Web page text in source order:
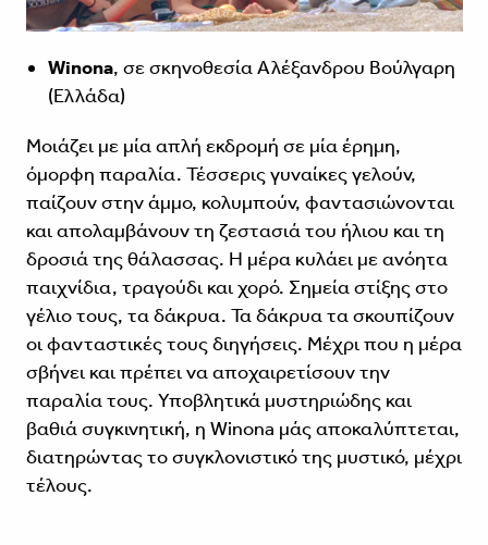
Winona, σε σκηνοθεσία Αλέξανδρου Βούλγαρη
(Ελλάδα)
Μοιάζει με μία απλή εκδρομή σε μία έρημη,
όμορφη παραλία. Τέσσερις γυναίκες γελούν,
παίζουν στην άμμο, κολυμπούν, φαντασιώνονται
και απολαμβάνουν τη ζεστασιά του ήλιου και τη
δροσιά της θάλασσας. Η μέρα κυλάει με ανόητα
παιχνίδια, τραγούδι και χορό. Σημεία στίξης στο
γέλιο τους, τα δάκρυα. Τα δάκρυα τα σκουπίζουν
οι φανταστικές τους διηγήσεις. Μέχρι που η μέρα
σβήνει και πρέπει να αποχαιρετίσουν την
παραλία τους. Υποβλητικά μυστηριώδης και
βαθιά συγκινητική, η Winona μάς αποκαλύπτεται,
διατηρώντας το συγκλονιστικό της μυστικό, μέχρι
τέλους.